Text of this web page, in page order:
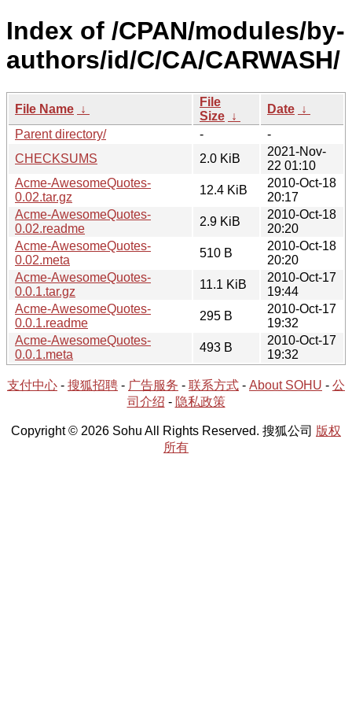
Index of /CPAN/modules/by-
authors/id/C/CA/CARWASH/
File Name ↓
File
Size ↓
Date ↓
Parent directory/
-
-
CHECKSUMS
2.0 KiB
2021-Nov-
22 01:10
Acme-AwesomeQuotes-
0.02.tar.gz
12.4 KiB
2010-Oct-18
20:17
Acme-AwesomeQuotes-
0.02.readme
2.9 KiB
2010-Oct-18
20:20
Acme-AwesomeQuotes-
0.02.meta
510 B
2010-Oct-18
20:20
Acme-AwesomeQuotes-
0.0.1.tar.gz
11.1 KiB
2010-Oct-17
19:44
Acme-AwesomeQuotes-
0.0.1.readme
295 B
2010-Oct-17
19:32
Acme-AwesomeQuotes-
0.0.1.meta
493 B
2010-Oct-17
19:32
支付中心 - 搜狐招聘 - 广告服务 - 联系方式 - About SOHU - 公
司介绍 - 隐私政策
Copyright © 2026 Sohu All Rights Reserved. 搜狐公司 版权
所有